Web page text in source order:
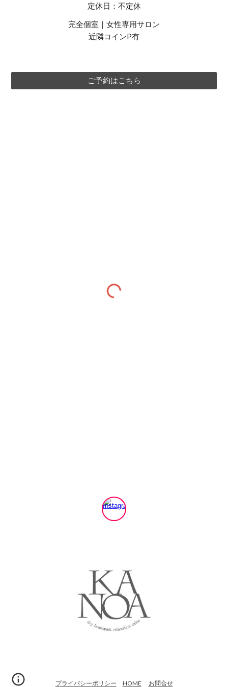
定休日：不定休
完全個室｜女性専用サロン
近隣コインP有
ご予約はこちら
プライバシーポリシー HOME お問合せ